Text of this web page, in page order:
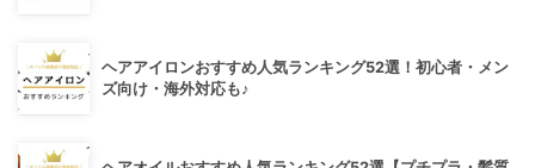
ヘアアイロンおすすめ人気ランキング52選！初心者・メン
ズ向け・海外対応も♪